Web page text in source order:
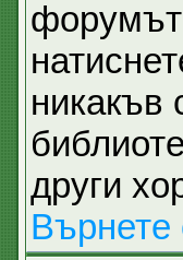
форумът
никакъв
други
Върнете